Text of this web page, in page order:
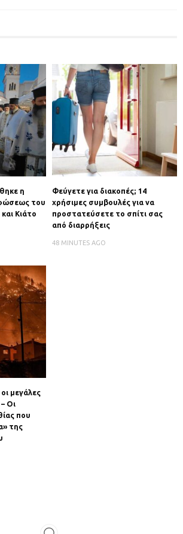
η
του
Κιάτο
Φεύγετε για διακοπές; 14
χρήσιμες συμβουλές για να
προστατεύσετε το σπίτι σας
από διαρρήξεις
48 MINUTES AGO
μεγάλες
Οι
που
της